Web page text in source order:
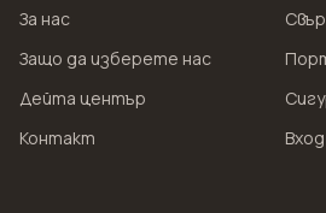
За нас
Защо да изберете нас
Дейта център
Контакт